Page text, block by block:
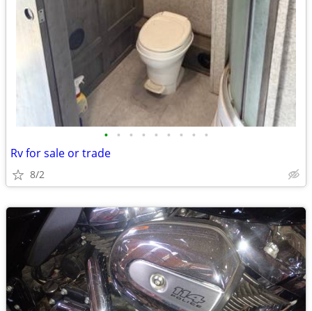
• • • • • • • • •
Rv for sale or trade
8/2